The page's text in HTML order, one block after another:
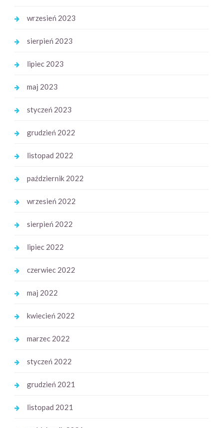
wrzesień 2023
sierpień 2023
lipiec 2023
maj 2023
styczeń 2023
grudzień 2022
listopad 2022
październik 2022
wrzesień 2022
sierpień 2022
lipiec 2022
czerwiec 2022
maj 2022
kwiecień 2022
marzec 2022
styczeń 2022
grudzień 2021
listopad 2021